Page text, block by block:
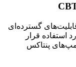
گسترده‌ای
استفاده قرار
پنتاکس